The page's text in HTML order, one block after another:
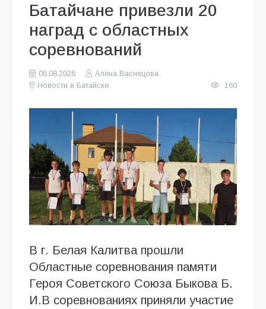
Батайчане привезли 20
наград с областных
соревнований
06.08.2026
Алена Васнецова
Новости в Батайске
160
В г. Белая Калитва прошли
Областные соревнования памяти
Героя Советского Союза Быкова Б.
И.В соревнованиях приняли участие